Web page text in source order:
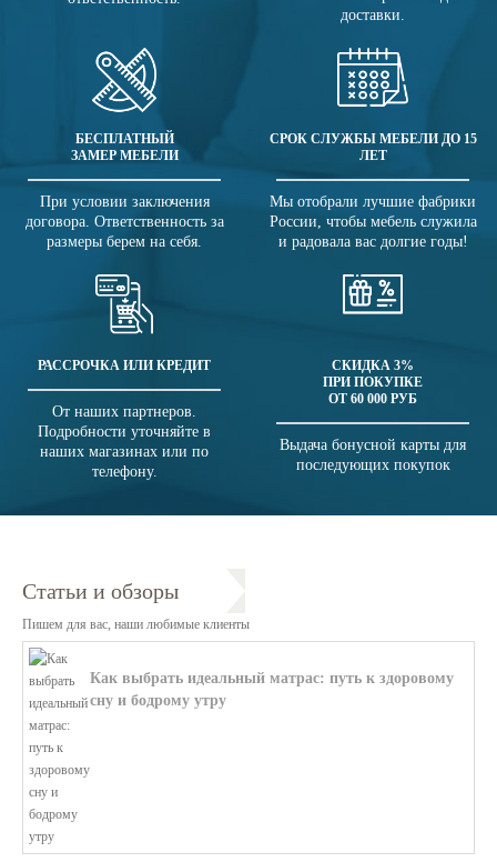
доставки.
БЕСПЛАТНЫЙ
ЗАМЕР МЕБЕЛИ
При условии заключения
договора. Ответственность за
размеры берем на себя.
СРОК СЛУЖБЫ МЕБЕЛИ ДО 15
ЛЕТ
Мы отобрали лучшие фабрики
России, чтобы мебель служила
и радовала вас долгие годы!
РАССРОЧКА ИЛИ КРЕДИТ
От наших партнеров.
Подробности уточняйте в
наших магазинах или по
телефону.
СКИДКА 3%
ПРИ ПОКУПКЕ
ОТ 60 000 РУБ
Выдача бонусной карты для
последующих покупок
Статьи и обзоры
Пишем для вас, наши любимые клиенты
Как выбрать идеальный матрас: путь к здоровому
сну и бодрому утру